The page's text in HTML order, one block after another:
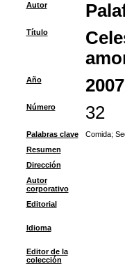
Autor
Título
Año 2007
Número 32
Palabras clave Comida;
Resumen
Dirección
Autor
corporativo
Editorial
Idioma
Editor de la
colección